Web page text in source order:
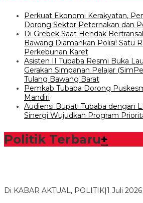
Perkuat Ekonomi Kerakyatan,
Dorong Sektor Peternakan dan
Di Grebek Saat Hendak
Bawang Diamankan Polisi! Satu
Perkebunan Karet
Asisten II Tubaba Resmi Buka
Gerakan Simpanan Pelajar
Tulang Bawang Barat
Pemkab Tubaba Dorong
Mandiri
Audiensi Bupati Tubaba dengan
Sinergi Wujudkan Program
Politik Terbaru+
Di KABAR AKTUAL, POLITIK 1 Juli 2026